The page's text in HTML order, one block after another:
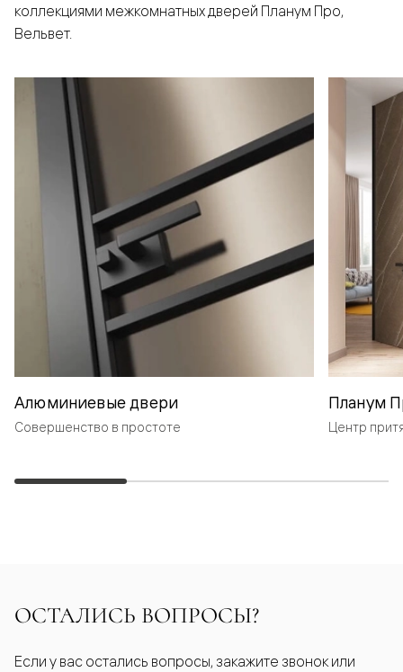
коллекциями межкомнатных дверей Планум Про,
Вельвет.
Алюминиевые двери
Совершенство в простоте
Планум
Центр
ОСТАЛИСЬ ВОПРОСЫ?
Если у вас остались вопросы, закажите звонок или